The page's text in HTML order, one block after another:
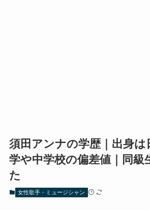
須田アンナの学歴｜出身は
学や中学校の偏差値｜同級
た
女性歌手・ミュージシャン